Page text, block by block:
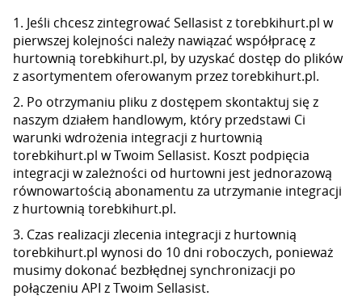
1. Jeśli chcesz zintegrować Sellasist z torebkihurt.pl w
pierwszej kolejności należy nawiązać współpracę z
hurtownią torebkihurt.pl, by uzyskać dostęp do plików
z asortymentem oferowanym przez torebkihurt.pl.
2. Po otrzymaniu pliku z dostępem skontaktuj się z
naszym działem handlowym, który przedstawi Ci
warunki wdrożenia integracji z hurtownią
torebkihurt.pl w Twoim Sellasist. Koszt podpięcia
integracji w zależności od hurtowni jest jednorazową
równowartością abonamentu za utrzymanie integracji
z hurtownią torebkihurt.pl.
3. Czas realizacji zlecenia integracji z hurtownią
torebkihurt.pl wynosi do 10 dni roboczych, ponieważ
musimy dokonać bezbłędnej synchronizacji po
połączeniu API z Twoim Sellasist.